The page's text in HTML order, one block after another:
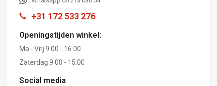
+31 172 533 276
Openingstijden winkel:
Ma - Vrij 9.00 - 16.00
Zaterdag 9.00 - 15.00
Social media